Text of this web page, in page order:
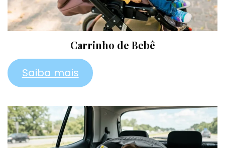
Carrinho de Bebê
Saiba mais